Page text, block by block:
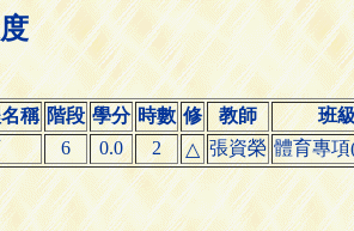
稱 階段 學分 時數 修 教師
班
6 0.0 2 △ 張資榮 體育專